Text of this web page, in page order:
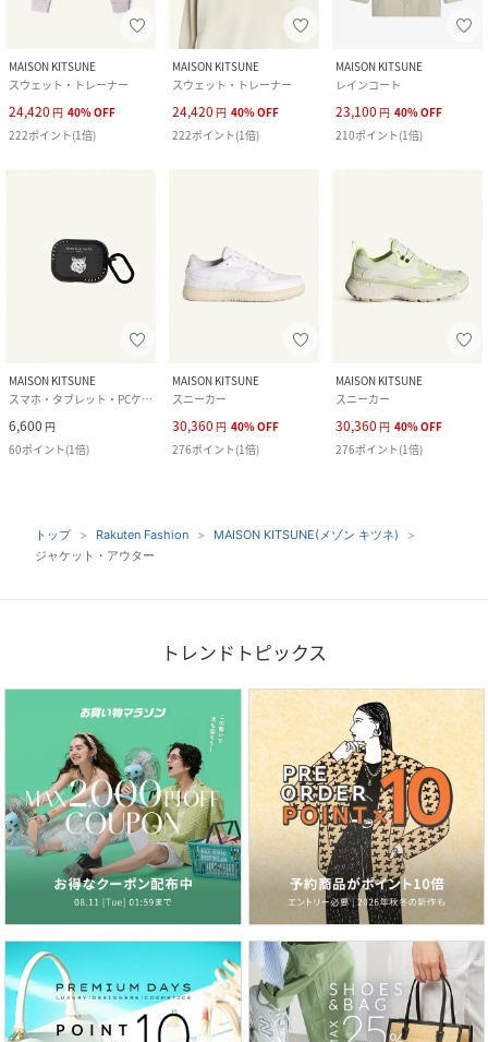
MAISON KITSUNE
スウェット・トレーナー
24,420 円 40%OFF
222ポイント(1倍)
MAISON KITSUNE
スウェット・トレーナー
24,420 円 40%OFF
222ポイント(1倍)
MAISON KITSUNE
レインコート
23,100 円 40%OFF
210ポイント(1倍)
MAISON KITSUNE
スマホ・タブレット・PCケース/カバー
6,600 円
60ポイント(1倍)
MAISON KITSUNE
スニーカー
30,360 円 40%OFF
276ポイント(1倍)
MAISON KITSUNE
スニーカー
30,360 円 40%OFF
276ポイント(1倍)
トップ Rakuten Fashion
MAISON KITSUNE(メゾン キツネ)
ジャケット・アウター
トレンドトピックス